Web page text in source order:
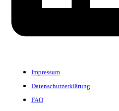
Impressum
Datenschutzerklärung
FAQ